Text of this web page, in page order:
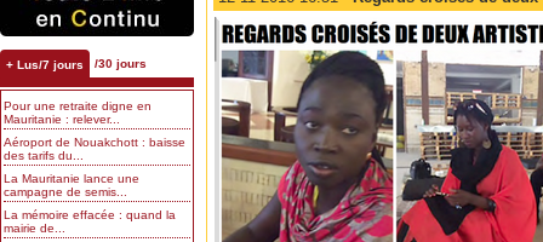
+ Lus/7 jours /30 jours
Pour une retraite digne en
Mauritanie : relever...
Aéroport de Nouakchott : baisse
des tarifs du...
La Mauritanie lance une
campagne de semis...
La mémoire effacée : quand la
mairie de...